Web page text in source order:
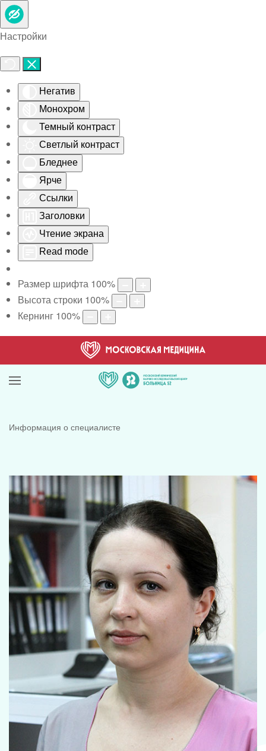
Настройки
Негатив
Монохром
Темный контраст
Светлый контраст
Бледнее
Ярче
Ссылки
Заголовки
Чтение экрана
Read mode
Размер шрифта 100%
Высота строки 100%
Кернинг 100%
Skip to main content
Информация о специалисте